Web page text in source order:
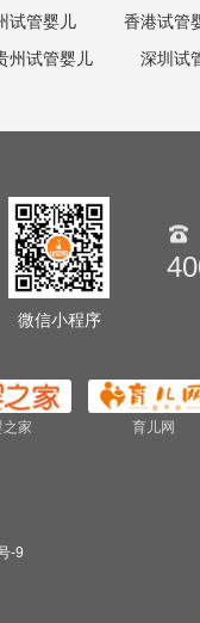
试管婴儿
香港试管
州试管婴儿
深圳试
微信小程序
之家 育儿网
-9